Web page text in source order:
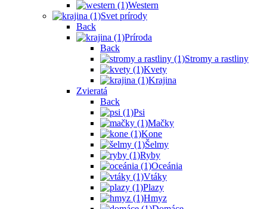
Western
Svet prírody
Back
Príroda
Back
Stromy a rastliny
Kvety
Krajina
Zvieratá
Back
Psi
Mačky
Kone
Šelmy
Ryby
Oceánia
Vtáky
Plazy
Hmyz